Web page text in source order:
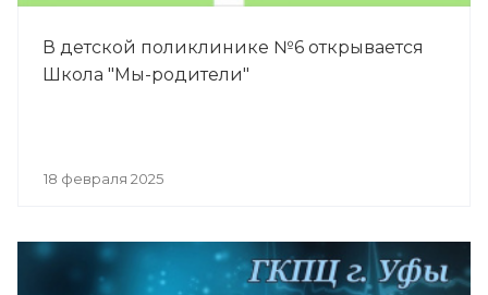
В детской поликлинике №6 открывается
Школа "Мы-родители"
18 февраля 2025